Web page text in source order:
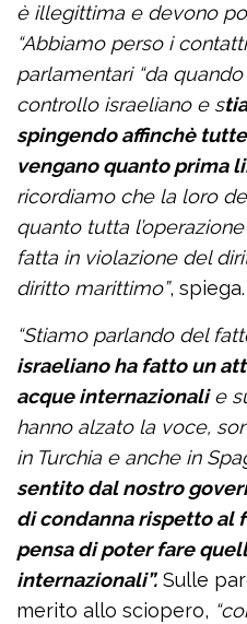
è illegittima e devono
“Abbiamo perso i
parlamentari “da
controllo israeliano e s
spingendo affinchè
vengano quanto prima
ricordiamo che la loro
quanto tutta
fatta in violazione del
diritto marittimo”, spiega.
“Stiamo parlando del
israeliano ha fatto un
acque internazionalie
hanno alzato la voce,
in Turchia e anche in
sentito dal nostro
di condanna rispetto al
pensa di poter fare
internazionali”. Sulle
merito allo sciopero,